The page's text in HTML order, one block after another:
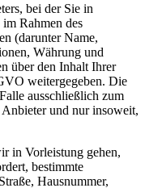
bei der Sie in
Rahmen des
(darunter Name,
Währung und
über den Inhalt Ihrer
weitergegeben. Die
ausschließlich zum
und nur insoweit,
in Vorleistung gehen,
bestimmte
Hausnummer,